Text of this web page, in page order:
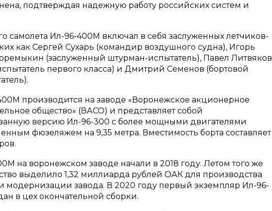
подтверждая надежную работу российских систем и
самолета Ил-96-400М включал в себя заслуженных летчиков-
как Сергей Сухарь (командир воздушного судна), Игорь
(заслуженный штурман-испытатель), Павел Литвяков
первого класса) и Дмитрий Семенов (бортовой
производится на заводе «Воронежское акционерное
общество» (ВАСО) и представляет собой
версию Ил-96-300 с более мощными двигателями
фюзеляжем на 9,35 метра. Вместимость борта составляет
на воронежском заводе начали в 2018 году. Летом того же
выделило 1,32 миллиарда рублей ОАК для производства
и модернизации завода. В 2020 году первый экземпляр Ил-96-
в цех окончательной сборки.